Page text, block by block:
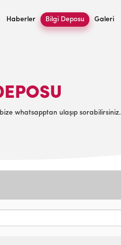
Haberler Bilgi Deposu Galeri
bize whatsapptan ulaşıp sorabilirsiniz.